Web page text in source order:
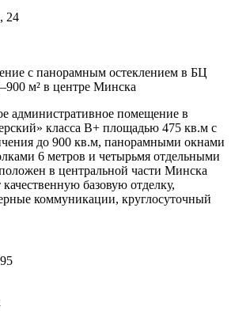
24
с панорамным остеклением в БЦ
м² в центре Минска
административное помещение в
класса B+ площадью 475 кв.м с
до 900 кв.м, панорамными окнами
6 метров и четырьмя отдельными
в центральной части Минска
базовую отделку,
коммуникации, круглосуточный